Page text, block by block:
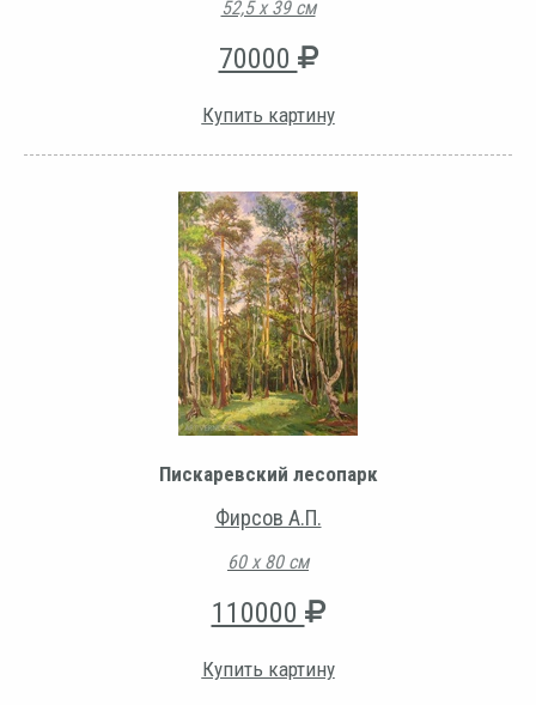
52,5 х 39 см
70000
Купить картину
Пискаревский лесопарк
Фирсов А.П.
60 х 80 см
110000
Купить картину